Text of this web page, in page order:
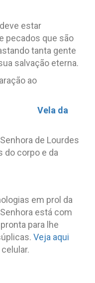
estar
pecados que são
tanta gente
salvação eterna.
ao
Vela da
de Lourdes
do corpo e da
em prol da
está com
para lhe
Veja aqui